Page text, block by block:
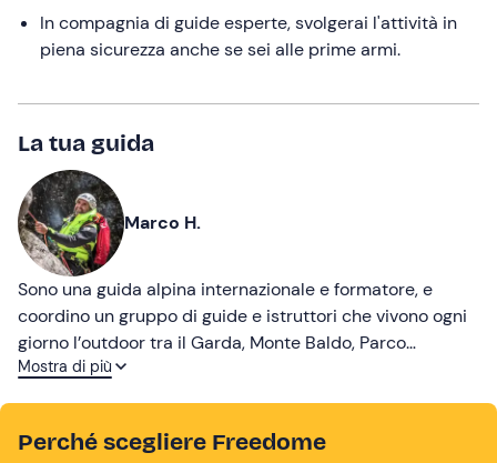
In compagnia di guide esperte, svolgerai l'attività in
piena sicurezza anche se sei alle prime armi.
La tua guida
Marco H.
Sono una guida alpina internazionale e formatore, e
coordino un gruppo di guide e istruttori che vivono ogni
giorno l’outdoor tra il Garda, Monte Baldo, Parco
dell’Adamello e la Val d’Adige. Proponiamo attività
riscoprire il piacere di stare bene. Basta la voglia di
Mostra di più
Perché scegliere Freedome